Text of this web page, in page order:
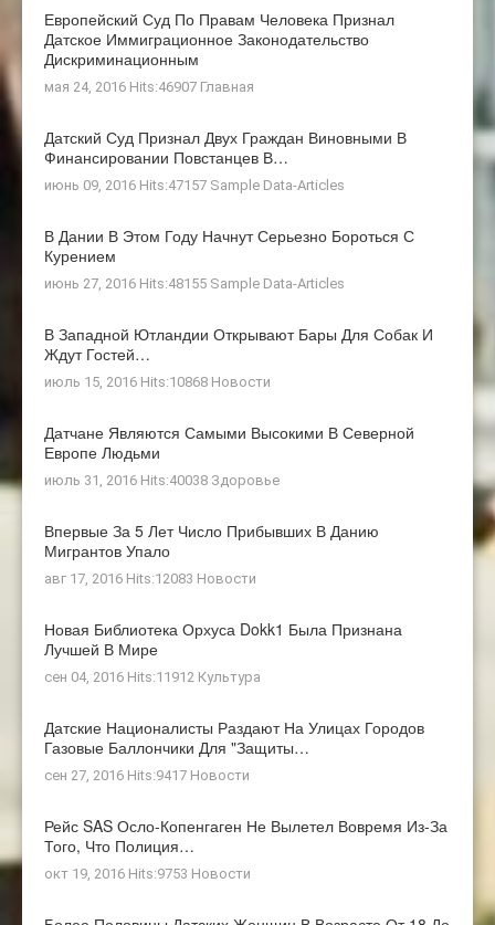
Европейский Суд По Правам Человека Признал
Датское Иммиграционное Законодательство
Дискриминационным
мая 24, 2016 Hits:46907 Главная
Датский Суд Признал Двух Граждан Виновными В
Финансировании Повстанцев В…
июнь 09, 2016 Hits:47157 Sample Data-Articles
В Дании В Этом Году Начнут Серьезно Бороться С
Курением
июнь 27, 2016 Hits:48155 Sample Data-Articles
В Западной Ютландии Открывают Бары Для Собак И
Ждут Гостей…
июль 15, 2016 Hits:10868 Новости
Датчане Являются Самыми Высокими В Северной
Европе Людьми
июль 31, 2016 Hits:40038 Здоровье
Впервые За 5 Лет Число Прибывших В Данию
Мигрантов Упало
авг 17, 2016 Hits:12083 Новости
Новая Библиотека Орхуса Dokk1 Была Признана
Лучшей В Мире
сен 04, 2016 Hits:11912 Культура
Датские Националисты Раздают На Улицах Городов
Газовые Баллончики Для "защиты…
сен 27, 2016 Hits:9417 Новости
Рейс SAS Осло-Копенгаген Не Вылетел Вовремя Из-За
Того, Что Полиция…
окт 19, 2016 Hits:9753 Новости